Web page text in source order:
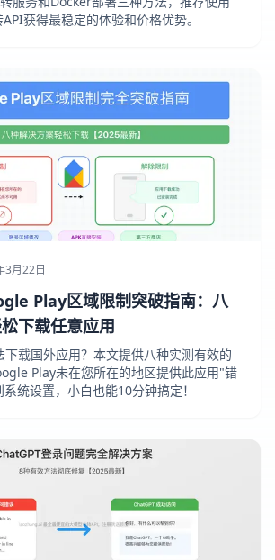
获得最稳定的体验和价格优势。
3月22日
Play区域限制突破指南：八
下载任意应用
下载国外应用？本文提供八种实测有效的
Play未在您所在的地区提供此应用"错
统设置，小白也能10分钟搞定！